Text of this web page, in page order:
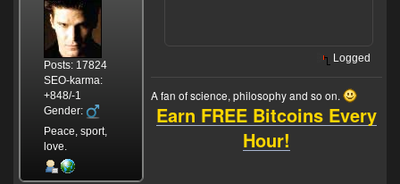
Posts: 17824
SEO-karma:
+848/-1
Gender:
Peace, sport,
love.
Logged
A fan of science, philosophy and so on.
Earn FREE Bitcoins Every
Hour!